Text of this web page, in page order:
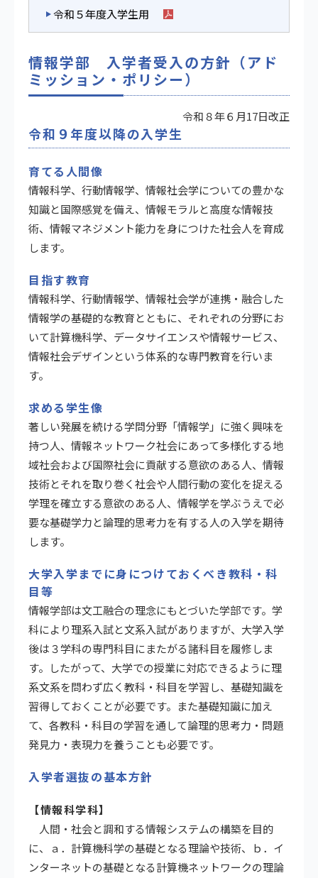
令和５年度入学生用
情報学部 入学者受入の方針（アド
ミッション・ポリシー）
令和８年６月17日改正
令和９年度以降の入学生
育てる人間像
情報科学、行動情報学、情報社会学についての豊かな
知識と国際感覚を備え、情報モラルと高度な情報技
術、情報マネジメント能力を身につけた社会人を育成
します。
目指す教育
情報科学、行動情報学、情報社会学が連携・融合した
情報学の基礎的な教育とともに、それぞれの分野にお
いて計算機科学、データサイエンスや情報サービス、
情報社会デザインという体系的な専門教育を行いま
す。
求める学生像
著しい発展を続ける学問分野「情報学」に強く興味を
持つ人、情報ネットワーク社会にあって多様化する地
域社会および国際社会に貢献する意欲のある人、情報
技術とそれを取り巻く社会や人間行動の変化を捉える
学理を確立する意欲のある人、情報学を学ぶうえで必
要な基礎学力と論理的思考力を有する人の入学を期待
します。
大学入学までに身につけておくべき教科・科
目等
情報学部は文工融合の理念にもとづいた学部です。学
科により理系入試と文系入試がありますが、大学入学
後は３学科の専門科目にまたがる諸科目を履修しま
す。したがって、大学での授業に対応できるように理
系文系を問わず広く教科・科目を学習し、基礎知識を
習得しておくことが必要です。また基礎知識に加え
て、各教科・科目の学習を通して論理的思考力・問題
発見力・表現力を養うことも必要です。
入学者選抜の基本方針
【情報科学科】
人間・社会と調和する情報システムの構築を目的
に、ａ．計算機科学の基礎となる理論や技術、ｂ．イ
ンターネットの基礎となる計算機ネットワークの理論